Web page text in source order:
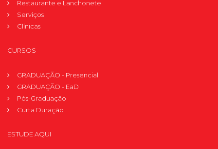
Restaurante e Lanchonete
Serviços
Clínicas
CURSOS
GRADUAÇÃO - Presencial
GRADUAÇÃO - EaD
Pós-Graduação
Curta Duração
ESTUDE AQUI